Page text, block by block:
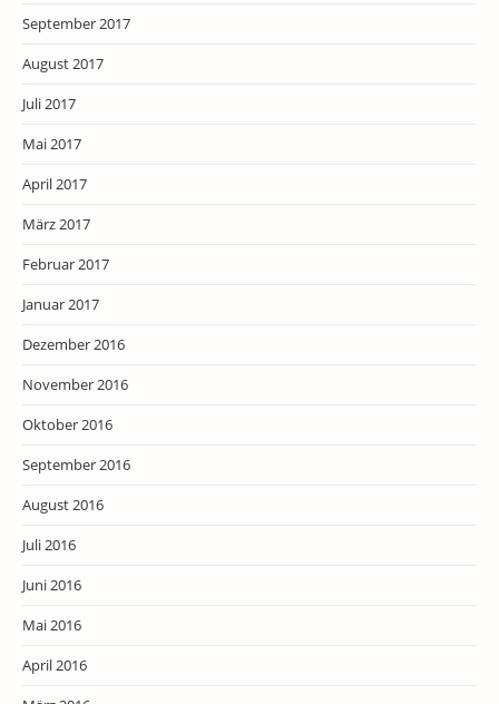
September 2017
August 2017
Juli 2017
Mai 2017
April 2017
März 2017
Februar 2017
Januar 2017
Dezember 2016
November 2016
Oktober 2016
September 2016
August 2016
Juli 2016
Juni 2016
Mai 2016
April 2016